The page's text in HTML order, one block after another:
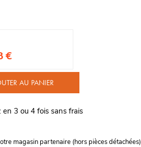
€
AU PANIER
3 ou 4 fois sans frais
magasin partenaire (hors pièces détachées)